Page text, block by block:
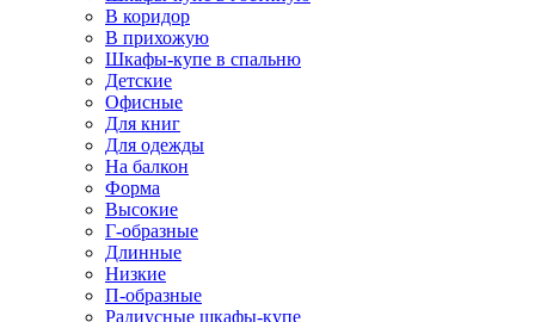
В коридор
В прихожую
Шкафы-купе в спальню
Детские
Офисные
Для книг
Для одежды
На балкон
Форма
Высокие
Г-образные
Длинные
Низкие
П-образные
Радиусные шкафы-купе